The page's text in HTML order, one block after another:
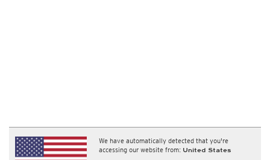
We have automatically detected that you're
accessing our website from: United States